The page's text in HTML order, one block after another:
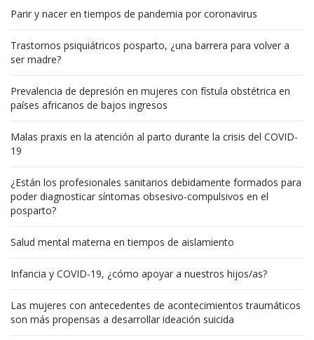
Parir y nacer en tiempos de pandemia por coronavirus
Trastornos psiquiátricos posparto, ¿una barrera para volver a
ser madre?
Prevalencia de depresión en mujeres con fístula obstétrica en
países africanos de bajos ingresos
Malas praxis en la atención al parto durante la crisis del COVID-
19
¿Están los profesionales sanitarios debidamente formados para
poder diagnosticar síntomas obsesivo-compulsivos en el
posparto?
Salud mental materna en tiempos de aislamiento
Infancia y COVID-19, ¿cómo apoyar a nuestros hijos/as?
Las mujeres con antecedentes de acontecimientos traumáticos
son más propensas a desarrollar ideación suicida